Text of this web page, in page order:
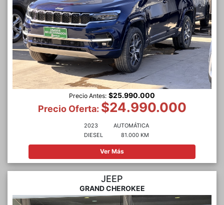
Precio Antes: $25.990.000
Precio Oferta: $24.990.000
2023
DIESEL
AUTOMÁTICA
81.000 KM
Ver Más
JEEP
GRAND CHEROKEE